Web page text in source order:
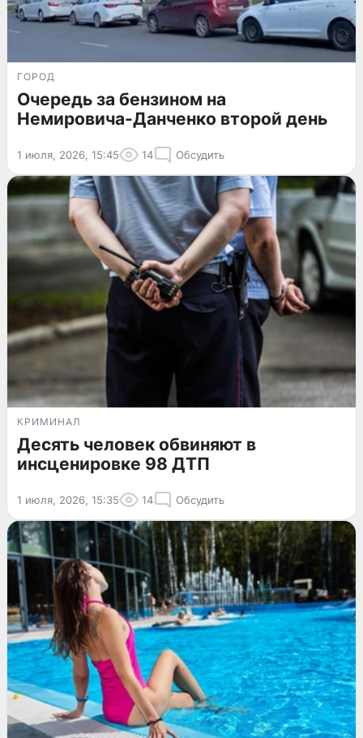
ГОРОД
Очередь за бензином на
Немировича-Данченко второй день
1 июля, 2026, 15:45 14 Обсудить
КРИМИНАЛ
Десять человек обвиняют в
инсценировке 98 ДТП
1 июля, 2026, 15:35 14 Обсудить